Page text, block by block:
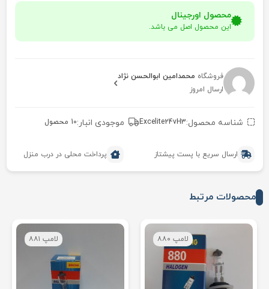
محصول اورجینال
این محصول اصل می باشد.
فروشگاه محمدامین ابوالحسن نژاد
ارسال امروز
شناسه محصول:Excelite24vH3 موجودی انبار:10 محصول
ارسال سریع با پست پیشتاز پرداخت محلی در درب منزل
محصولات مرتبط
لامپ ۸۸۰ لامپ ۸۸۱